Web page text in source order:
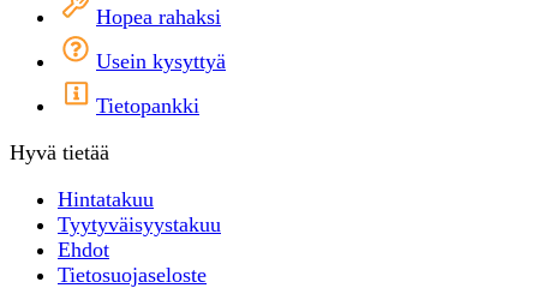
Hopea rahaksi
Usein kysyttyä
Tietopankki
Hyvä tietää
Hintatakuu
Tyytyväisyystakuu
Ehdot
Tietosuojaseloste